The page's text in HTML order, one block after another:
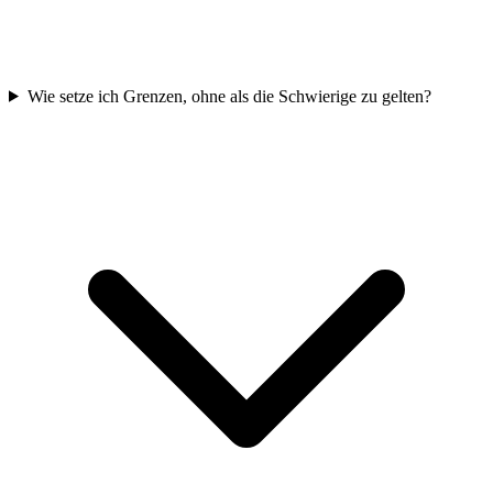
Wie setze ich Grenzen, ohne als die Schwierige zu gelten?